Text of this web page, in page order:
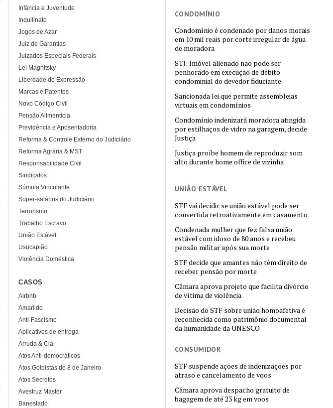
CONDOMÍNIO
Condomínio é condenado por danos morais
em 10 mil reais por corte irregular de água
de moradora
STJ: Imóvel alienado não pode ser
penhorado em execução de débito
condominial do devedor fiduciante
Sancionada lei que permite assembleias
virtuais em condomínios
Condomínio indenizará moradora atingida
por estilhaços de vidro na garagem, decide
Justiça
Justiça proíbe homem de reproduzir som
alto durante home office de vizinha
UNIÃO ESTÁVEL
STF vai decidir se união estável pode ser
convertida retroativamente em casamento
Condenada mulher que fez falsa união
estável com idoso de 80 anos e recebeu
pensão militar após sua morte
STF decide que amantes não têm direito de
receber pensão por morte
Câmara aprova projeto que facilita divórcio
de vítima de violência
Decisão do STF sobre união homoafetiva é
reconhecida como patrimônio documental
da humanidade da UNESCO
CONSUMIDOR
STF suspende ações de indenizações por
atraso e cancelamento de voos
Câmara aprova despacho gratuito de
bagagem de até 23 kg em voos
Infância e Juventude
Inquilinato
Jogos de Azar
Juiz de Garantias
Juizados Especiais Federais
Lei Magnitsky
Liberdade de Expressão
Marcas e Patentes
Novo Código Civil
Pensão Alimentícia
Previdência e Aposentadoria
Reforma & Controle Externo do Judiciário
Reforma Agrária & MST
Responsabilidade Civil
Sindicatos
Súmula Vinculante
Super-salários do Judiciário
Terrorismo
Trabalho Escravo
União Estável
Usucapião
Violência Doméstica
CASOS
Airbnb
Amarildo
Anti-Fascismo
Aplicativos de entrega
Arruda & Cia
Atos Anti-democráticos
Atos Golpistas de 8 de Janeiro
Atos Secretos
Avestruz Master
Banestado